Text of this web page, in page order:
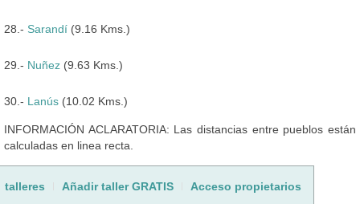
28.- Sarandí (9.16 Kms.)
29.- Nuñez (9.63 Kms.)
30.- Lanús (10.02 Kms.)
INFORMACIÓN ACLARATORIA: Las distancias entre pueblos están
calculadas en linea recta.
talleres Añadir taller GRATIS Acceso propietarios